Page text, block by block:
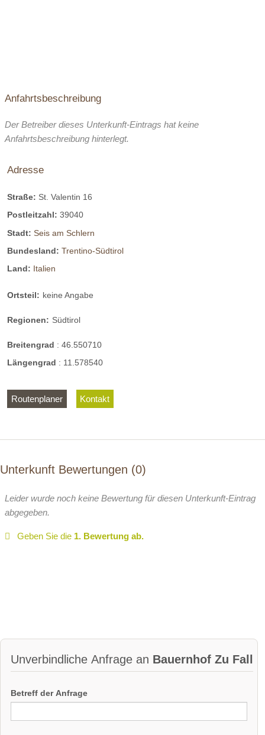
Anfahrtsbeschreibung
Der Betreiber dieses Unterkunft-Eintrags hat keine
Anfahrtsbeschreibung hinterlegt.
Adresse
Straße: St. Valentin 16
Postleitzahl: 39040
Stadt: Seis am Schlern
Bundesland: Trentino-Südtirol
Land: Italien
Ortsteil: keine Angabe
Regionen: Südtirol
Breitengrad : 46.550710
Längengrad : 11.578540
Routenplaner Kontakt
Unterkunft Bewertungen 0
Leider wurde noch keine Bewertung für diesen Unterkunft-Eintrag
abgegeben.
Geben Sie die 1. Bewertung ab.
Unverbindliche Anfrage an Bauernhof Zu Fall
Betreff der Anfrage